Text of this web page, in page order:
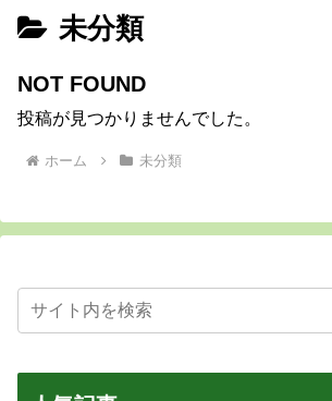
未分類
NOT FOUND
投稿が見つかりませんでした。
ホーム 未分類